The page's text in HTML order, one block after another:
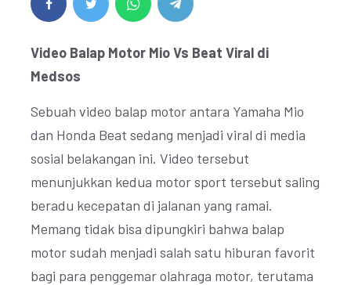
Video Balap Motor Mio Vs Beat Viral di
Medsos
Sebuah video balap motor antara Yamaha Mio
dan Honda Beat sedang menjadi viral di media
sosial belakangan ini. Video tersebut
menunjukkan kedua motor sport tersebut saling
beradu kecepatan di jalanan yang ramai.
Memang tidak bisa dipungkiri bahwa balap
motor sudah menjadi salah satu hiburan favorit
bagi para penggemar olahraga motor, terutama